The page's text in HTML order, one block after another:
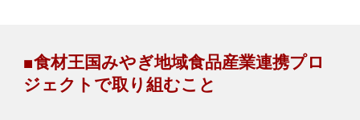
■食材王国みやぎ地域食品産業連携プロ
ジェクトで取り組むこと